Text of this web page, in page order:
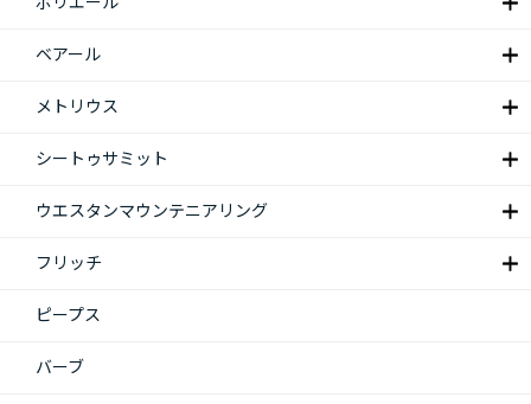
ベアール
メトリウス
シートゥサミット
ウエスタンマウンテニアリング
フリッチ
ピープス
バーブ